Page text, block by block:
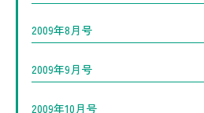
2009年8月号
2009年9月号
2009年10月号